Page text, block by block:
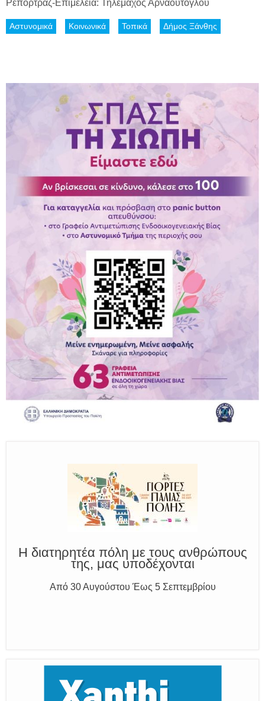
Ρεπορτράζ-Επιμέλεια: Τηλέμαχος Αρναούτογλου
Αστυνομικά Κοινωνικά Τοπικά Δήμος Ξάνθης
Παραμένουμε Προσεκτικοί
Καλούμε Άμεσα την Πυροσβεστική στο 199 ή στο 112
και δίνουμε σαφείς πληροφορίες